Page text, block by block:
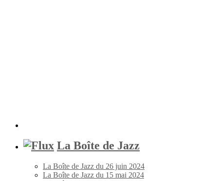
La Boîte de Jazz
La Boîte de Jazz du 26 juin 2024
La Boîte de Jazz du 15 mai 2024